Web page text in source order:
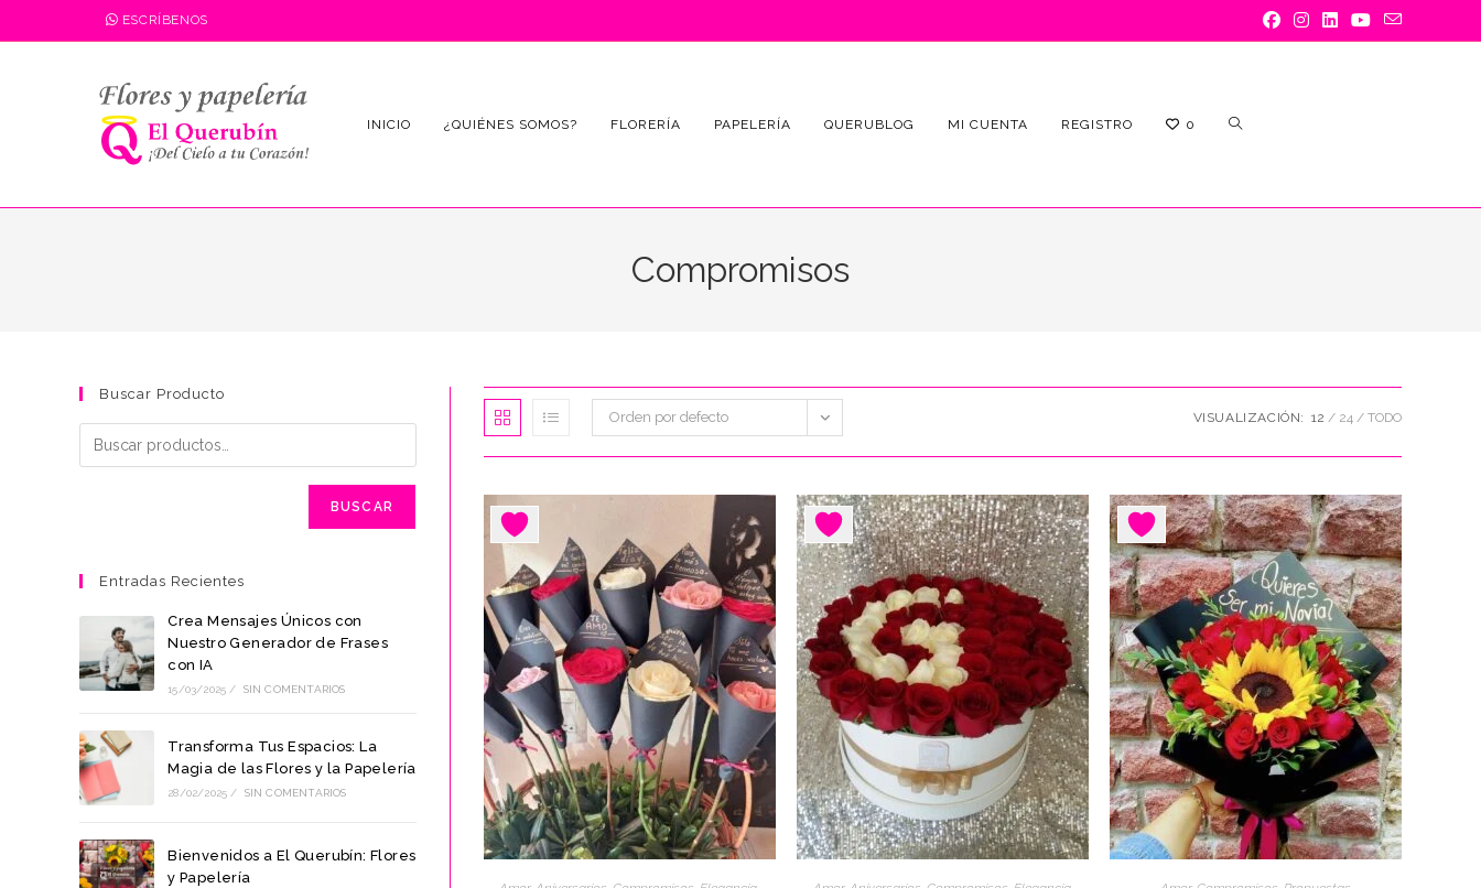
al
ESCRÍBENOS
INICIO ¿QUIÉNES SOMOS? FLORERÍA PAPELERÍA QUERUBLOG MI CUENTA REGISTRO 0 ALTERNAR
DE
LA
Compromisos
Orden por defecto VISUALIZACIÓN: 12 24 TODO
Buscar Producto
BUSCAR
Entradas Recientes
Crea Mensajes Únicos con
Nuestro Generador de Frases
con IA
15/03/2025 / SIN COMENTARIOS
Transforma Tus Espacios: La
Magia de las Flores y la Papelería
28/02/2025 / SIN COMENTARIOS
Bienvenidos a El Querubín: Flores
y Papelería